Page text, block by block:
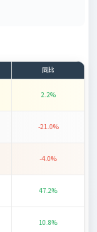
同比
2.2%
-21.0%
-4.0%
47.2%
10.8%